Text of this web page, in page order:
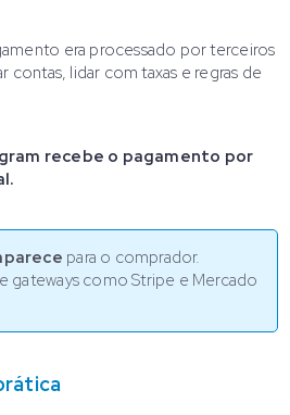
era processado por terceiros
contas, lidar com taxas e regras de
recebe o pagamento por
para o comprador.
gateways como Stripe e Mercado